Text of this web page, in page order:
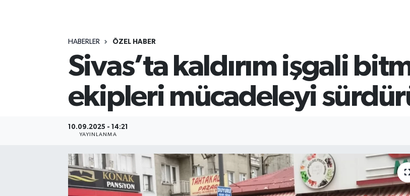
HABERLER ÖZEL HABER
Sivas’ta kaldırım işgali
ekipleri mücadeleyi
10.09.2025 - 14:21
YAYINLANMA
ÖZEL HABER
RESMİ İLANLAR
SPONSORLU YAZI